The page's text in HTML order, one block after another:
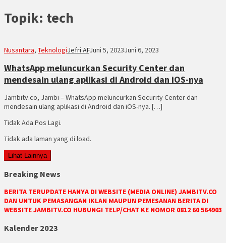
Topik: tech
Nusantara, TeknologiJefri AFJuni 5, 2023Juni 6, 2023
WhatsApp meluncurkan Security Center dan
mendesain ulang aplikasi di Android dan iOS-nya
Jambitv.co, Jambi – WhatsApp meluncurkan Security Center dan
mendesain ulang aplikasi di Android dan iOS-nya. […]
Tidak Ada Pos Lagi.
Tidak ada laman yang di load.
Lihat Lainnya
Breaking News
BERITA TERUPDATE HANYA DI WEBSITE (MEDIA ONLINE) JAMBITV.CO
DAN UNTUK PEMASANGAN IKLAN MAUPUN PEMESANAN BERITA DI
WEBSITE JAMBITV.CO HUBUNGI TELP/CHAT KE NOMOR 0812 60 564903
Kalender 2023